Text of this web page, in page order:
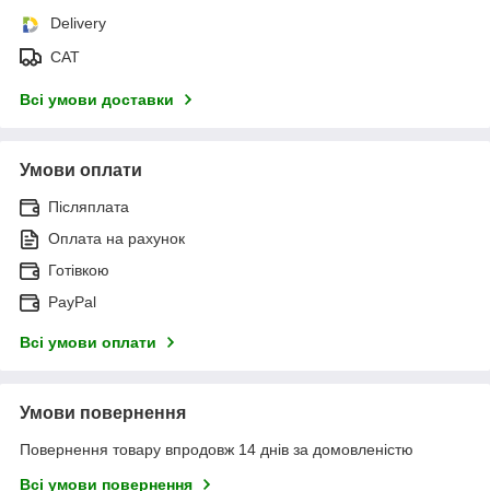
Delivery
САТ
Всі умови доставки
Умови оплати
Післяплата
Оплата на рахунок
Готівкою
PayPal
Всі умови оплати
Умови повернення
Повернення товару впродовж 14 днів за домовленістю
Всі умови повернення